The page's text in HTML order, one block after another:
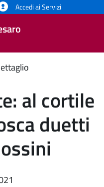
Accedi ai Servizi
al cortile
duetti